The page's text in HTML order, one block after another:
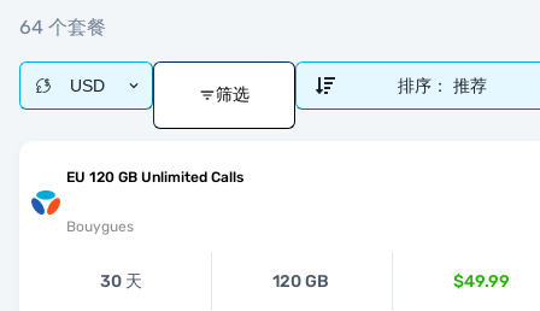
64 个套餐
USD 筛选 排序： 推荐
EU 120 GB Unlimited Calls
Bouygues
30 天 120 GB $49.99